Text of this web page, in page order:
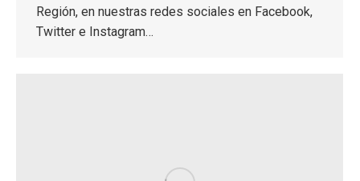
Región, en nuestras redes sociales en Facebook,
Twitter e Instagram…